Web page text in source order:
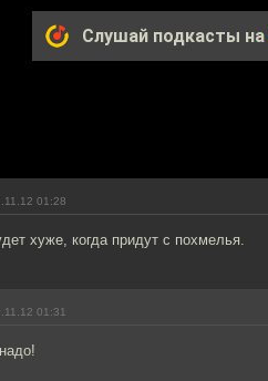
Слушай подкасты на
01:28
хуже, когда придут с похмелья.
01:31